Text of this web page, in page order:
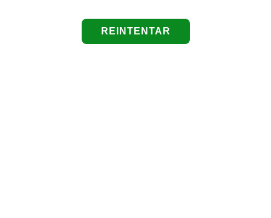
REINTENTAR